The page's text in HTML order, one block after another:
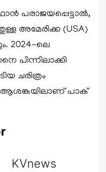
പരാജയപ്പെട്ടാൽ,
അമേരിക്ക (USA)
2024-ലെ
പിന്നിലാക്കി
ചരിത്രം
പാക്
KVnews